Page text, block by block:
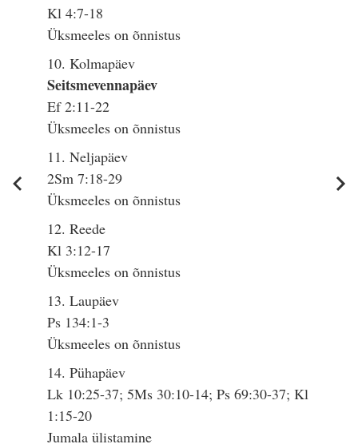
Kl 4:7-18
Üksmeeles on õnnistus
10. Kolmapäev
Seitsmevennapäev
Ef 2:11-22
Üksmeeles on õnnistus
11. Neljapäev
2Sm 7:18-29
Üksmeeles on õnnistus
12. Reede
Kl 3:12-17
Üksmeeles on õnnistus
13. Laupäev
Ps 134:1-3
Üksmeeles on õnnistus
14. Pühapäev
Lk 10:25-37; 5Ms 30:10-14; Ps 69:30-37; Kl
1:15-20
Jumala ülistamine